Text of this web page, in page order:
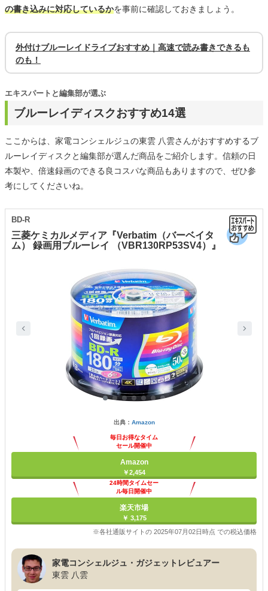
の書き込みに対応しているかを事前に確認しておきましょう。
外付けブルーレイドライブおすすめ｜高速で読み書きできるも
のも！
ブルーレイディスクおすすめ14選
エキスパートと編集部が選ぶ
ここからは、家電コンシェルジュの東雲 八雲さんがおすすめするブ
ルーレイディスクと編集部が選んだ商品をご紹介します。信頼の日
本製や、倍速録画のできる良コスパな商品もありますので、ぜひ参
考にしてくださいね。
三菱ケミカルメディア『Verbatim（バーベイタ
ム） 録画用ブルーレイ （VBR130RP53SV4）』
BD-R
出典： Amazon
毎日お得なタイム
セール開催中
Amazon
￥2,454
24時間タイムセー
ル毎日開催中
楽天市場
￥ 3,175
※各社通販サイトの 2025年07月02日時点 での税込価格
家電コンシェルジュ・ガジェットレビュアー
東雲 八雲